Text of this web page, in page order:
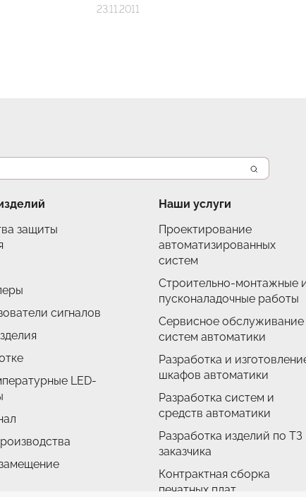
23.11.2011
защиты
сигналов
LED-
Наши услуги
Проектирование
автоматизированных
систем
Строительно-монтажные
пусконаладочные работы
Сервисное обслуживание
систем автоматики
Разработка и
шкафов автоматики
Разработка систем и
средств автоматики
Разработка изделий по ТЗ
заказчика
Контрактная сборка
печатных плат